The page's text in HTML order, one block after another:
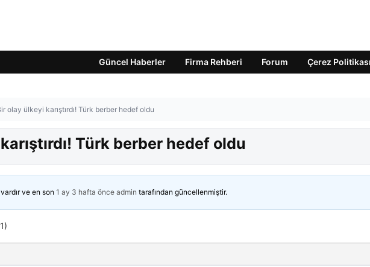
Güncel Haberler Firma Rehberi Forum Çerez Politikası
olay ülkeyi karıştırdı! Türk berber hedef oldu
Türk berber hedef oldu
ve en son 1 ay 3 hafta önce admin tarafından güncellenmiştir.